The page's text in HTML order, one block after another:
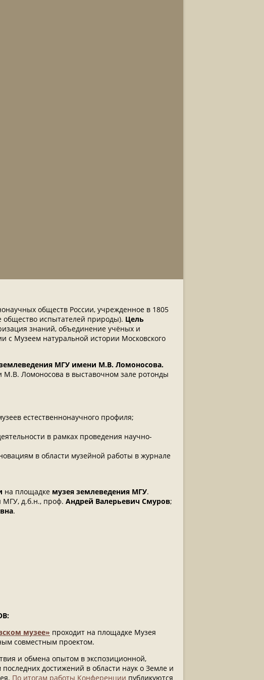
обществ России, учрежденное в 1805
общество испытателей природы). Цель
знаний, объединение учёных и
с Музеем натуральной истории Московского
МГУ имени М.В. Ломоносова.
М.В. Ломоносова в выставочном зале ротонды
естественнонаучного профиля;
в рамках проведения научно-
в области музейной работы в журнале
на площадке музея землеведения МГУ.
МГУ, д.б.н., проф. Андрей Валерьевич Смуров;
.
биологических наук, профессор,
имени К.Э. Циолковского, вице-президент
музее» проходит на площадке Музея
совместным проектом.
и обмена опытом в экспозиционной,
достижений в области наук о Земле и
По итогам работы Конференции публикуются